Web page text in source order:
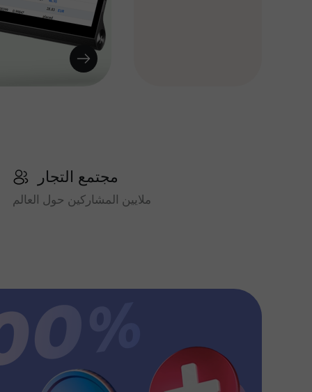
مجتمع التجار
ملايين المشاركين حول العالم